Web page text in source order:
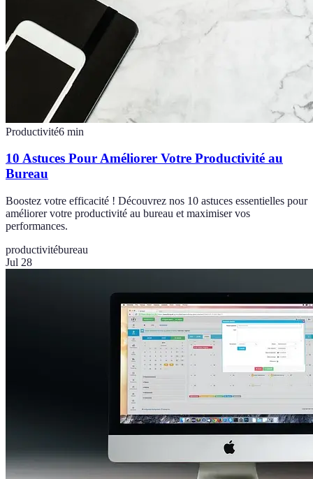
Productivité6 min
10 Astuces Pour Améliorer Votre Productivité au
Bureau
Boostez votre efficacité ! Découvrez nos 10 astuces essentielles pour
améliorer votre productivité au bureau et maximiser vos
performances.
productivitébureau
Jul 28